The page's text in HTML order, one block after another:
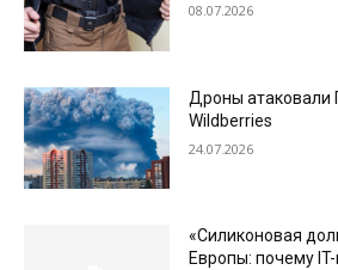
08.07.2026
Дроны атаковали
Wildberries
24.07.2026
«Силиконовая
Европы: почему